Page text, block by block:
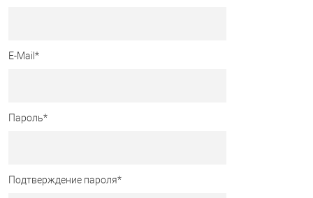
E-Mail *
Пароль*
Подтверждение пароля*